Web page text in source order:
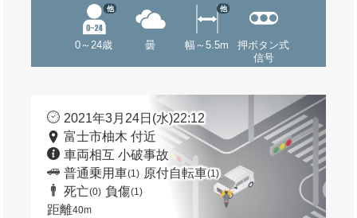
0～24歳
他
曇 幅～5.5m
他
押ボタン式
信号
2021年3月24日(水)22:12
富士市柚木 付近
車両相互 小破事故
普通乗用車(1) 原付自転車(1)
死亡(0) 負傷(1)
距離40m